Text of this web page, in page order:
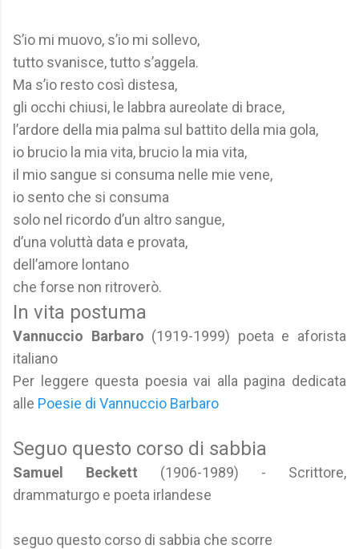
S’io mi muovo, s’io mi sollevo,
tutto svanisce, tutto s’aggela.
Ma s’io resto così distesa,
gli occhi chiusi, le labbra aureolate di brace,
l’ardore della mia palma sul battito della mia gola,
io brucio la mia vita, brucio la mia vita,
il mio sangue si consuma nelle mie vene,
io sento che si consuma
solo nel ricordo d’un altro sangue,
d’una voluttà data e provata,
dell’amore lontano
che forse non ritroverò.
In vita postuma
Vannuccio Barbaro (1919-1999) poeta e aforista
italiano
Per leggere questa poesia vai alla pagina dedicata
alle Poesie di Vannuccio Barbaro
Seguo questo corso di sabbia
Samuel Beckett (1906-1989) - Scrittore,
drammaturgo e poeta irlandese
seguo questo corso di sabbia che scorre